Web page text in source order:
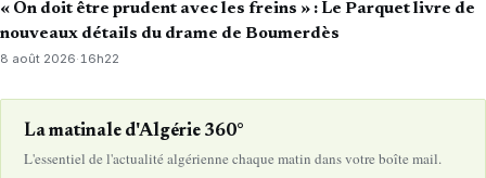
« On doit être prudent avec les freins » : Le Parquet livre de
nouveaux détails du drame de Boumerdès
8 août 2026· 16h22
La matinale d'Algérie 360°
L'essentiel de l'actualité algérienne chaque matin dans votre boîte mail.